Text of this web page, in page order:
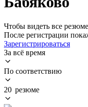
Чтобы видеть все
После регистрации
Зарегистрироваться
За всё время
По соответствию
20 резюме